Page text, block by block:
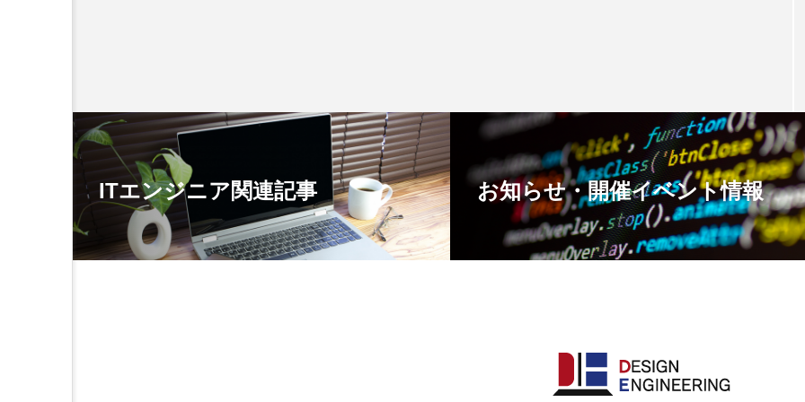
ITエンジニア関連記事 お知らせ・開催イベント情報